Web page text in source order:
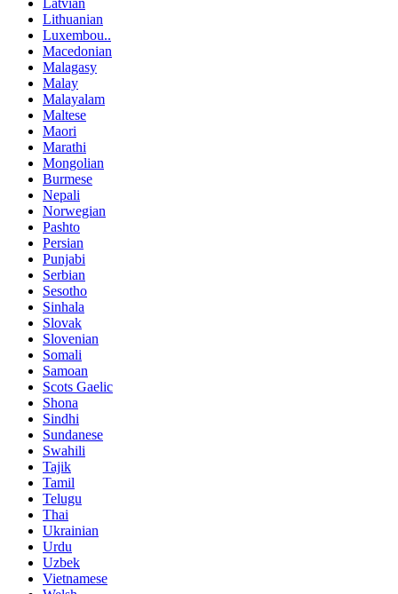
Latvian
Lithuanian
Luxembou..
Macedonian
Malagasy
Malay
Malayalam
Maltese
Maori
Marathi
Mongolian
Burmese
Nepali
Norwegian
Pashto
Persian
Punjabi
Serbian
Sesotho
Sinhala
Slovak
Slovenian
Somali
Samoan
Scots Gaelic
Shona
Sindhi
Sundanese
Swahili
Tajik
Tamil
Telugu
Thai
Ukrainian
Urdu
Uzbek
Vietnamese